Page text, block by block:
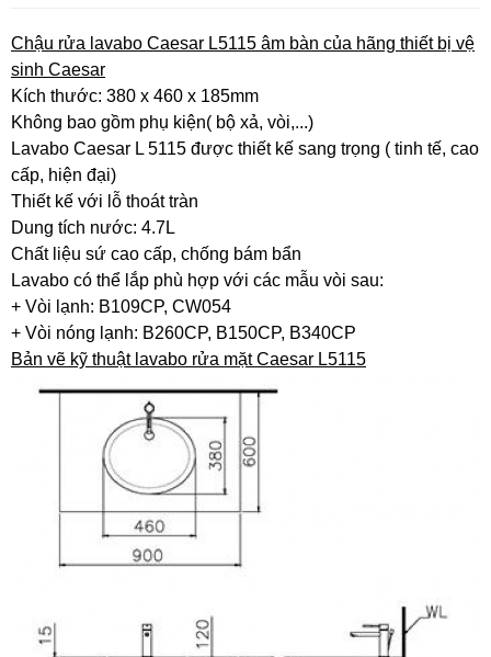
Chậu rửa lavabo Caesar L5115 âm bàn của hãng thiết bị vệ
sinh Caesar
Kích thước: 380 x 460 x 185mm
Không bao gồm phụ kiện( bộ xả, vòi,...)
Lavabo Caesar L 5115 được thiết kế sang trọng ( tinh tế, cao
cấp, hiện đại)
Thiết kế với lỗ thoát tràn
Dung tích nước: 4.7L
Chất liệu sứ cao cấp, chống bám bẩn
Lavabo có thể lắp phù hợp với các mẫu vòi sau:
+ Vòi lạnh: B109CP, CW054
+ Vòi nóng lạnh: B260CP, B150CP, B340CP
Bản vẽ kỹ thuật lavabo rửa mặt Caesar L5115